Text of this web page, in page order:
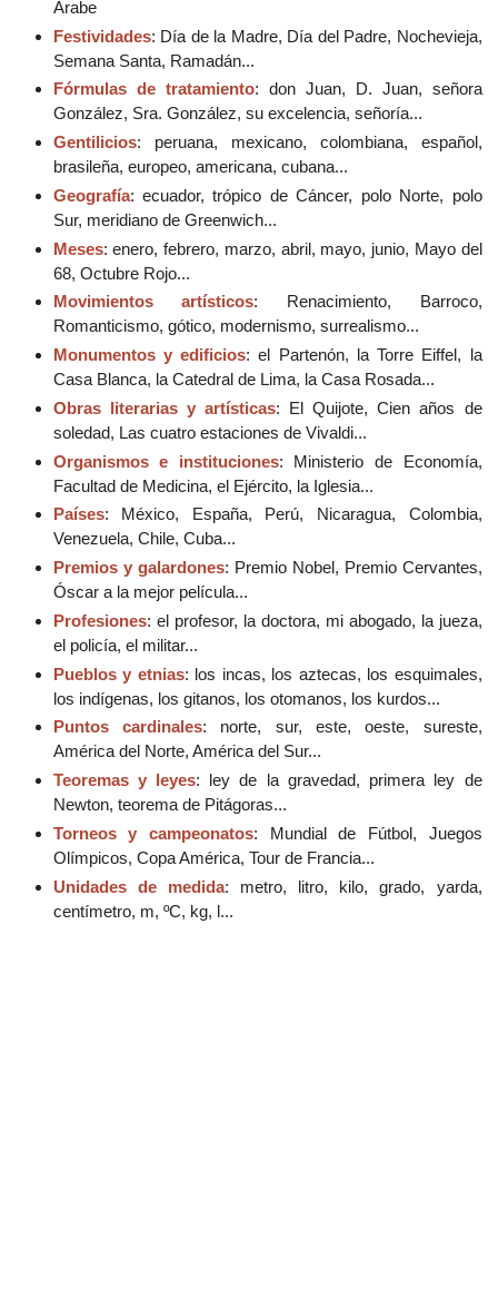
Árabe
Festividades: Día de la Madre, Día del Padre, Nochevieja,
Semana Santa, Ramadán...
Fórmulas de tratamiento: don Juan, D. Juan, señora
González, Sra. González, su excelencia, señoría...
Gentilicios: peruana, mexicano, colombiana, español,
brasileña, europeo, americana, cubana...
Geografía: ecuador, trópico de Cáncer, polo Norte, polo
Sur, meridiano de Greenwich...
Meses: enero, febrero, marzo, abril, mayo, junio, Mayo del
68, Octubre Rojo...
Movimientos artísticos: Renacimiento, Barroco,
Romanticismo, gótico, modernismo, surrealismo...
Monumentos y edificios: el Partenón, la Torre Eiffel, la
Casa Blanca, la Catedral de Lima, la Casa Rosada...
Obras literarias y artísticas: El Quijote, Cien años de
soledad, Las cuatro estaciones de Vivaldi...
Organismos e instituciones: Ministerio de Economía,
Facultad de Medicina, el Ejército, la Iglesia...
Países: México, España, Perú, Nicaragua, Colombia,
Venezuela, Chile, Cuba...
Premios y galardones: Premio Nobel, Premio Cervantes,
Óscar a la mejor película...
Profesiones: el profesor, la doctora, mi abogado, la jueza,
el policía, el militar...
Pueblos y etnias: los incas, los aztecas, los esquimales,
los indígenas, los gitanos, los otomanos, los kurdos...
Puntos cardinales: norte, sur, este, oeste, sureste,
América del Norte, América del Sur...
Teoremas y leyes: ley de la gravedad, primera ley de
Newton, teorema de Pitágoras...
Torneos y campeonatos: Mundial de Fútbol, Juegos
Olímpicos, Copa América, Tour de Francia...
Unidades de medida: metro, litro, kilo, grado, yarda,
centímetro, m, ºC, kg, l...